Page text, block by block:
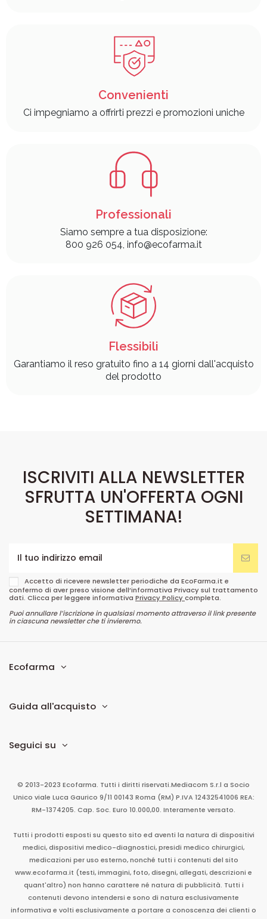
Convenienti
Ci impegniamo a offrirti prezzi e promozioni uniche
Professionali
Siamo sempre a tua disposizione:
800 926 054, info@ecofarma.it
Flessibili
Garantiamo il reso gratuito fino a 14 giorni dall'acquisto
del prodotto
ISCRIVITI ALLA NEWSLETTER
SFRUTTA UN'OFFERTA OGNI
SETTIMANA!
Accetto di ricevere newsletter periodiche da EcoFarma.it e
confermo di aver preso visione dell’informativa Privacy sul trattamento
dati. Clicca per leggere informativa Privacy Policycompleta.
Puoi annullare l’iscrizione in qualsiasi momento attraverso il link presente
in ciascuna newsletter che ti invieremo.
Ecofarma
Guida all'acquisto
Seguici su
© 2013-2023 Ecofarma. Tutti i diritti riservati.Mediacom S.r.l a Socio
Unico viale Luca Gaurico 9/11 00143 Roma (RM) P.IVA 12432541006 REA:
RM-1374205. Cap. Soc. Euro 10.000,00. Interamente versato.
Tutti i prodotti esposti su questo sito ed aventi la natura di dispositivi
medici, dispositivi medico-diagnostici, presidi medico chirurgici,
medicazioni per uso esterno, nonché tutti i contenuti del sito
www.ecofarma.it (testi, immagini, foto, disegni, allegati, descrizioni e
quant'altro) non hanno carattere né natura di pubblicità. Tutti i
contenuti devono intendersi e sono di natura esclusivamente
informativa e volti esclusivamente a portare a conoscenza dei clienti o